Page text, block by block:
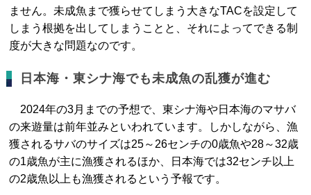
ません。未成魚まで獲らせてしまう大きなTACを設定して
しまう根拠を出してしまうことと、それによってできる制
度が大きな問題なのです。
日本海・東シナ海でも未成魚の乱獲が進む
2024年の3月までの予想で、東シナ海や日本海のマサバ
の来遊量は前年並みといわれています。しかしながら、漁
獲されるサバのサイズは25～26センチの0歳魚や28～32歳
の1歳魚が主に漁獲されるほか、日本海では32センチ以上
の2歳魚以上も漁獲されるという予報です。